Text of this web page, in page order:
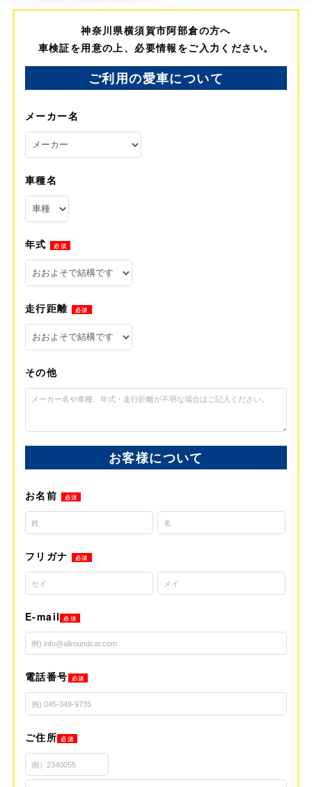
神奈川県横須賀市阿部倉の方へ
車検証を用意の上、必要情報をご入力ください。
ご利用の愛車について
メーカー名
車種名
年式 必須
走行距離 必須
その他
お客様について
お名前 必須
フリガナ 必須
E-mail 必須
電話番号 必須
ご住所 必須